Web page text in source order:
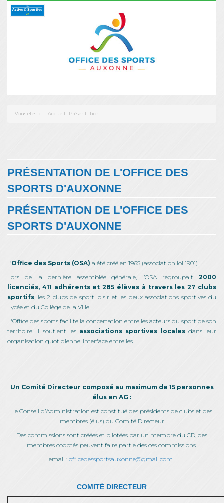
Vous êtes ici : Accueil | Présentation
PRÉSENTATION DE L'OFFICE DES
SPORTS D'AUXONNE
PRÉSENTATION DE L'OFFICE DES
SPORTS D'AUXONNE
L’Office des Sports (OSA) a été créé en 1965 (association loi 1901).
Lors de la dernière assemblée générale, l’OSA regroupait 2000
licenciés, 411 adhérents et 285 élèves à travers les 27 clubs
sportifs , les 2 clubs de sport loisir et les deux associations sportives du
Lycée et du Collège de la Ville.
L'Office des sports facilite la concertation entre les acteurs du sport de son
territoire. Il soutient les associations sportives localesdans leur
organisation quotidienne. Interface entre les
Un Comité Directeur composé au maximum de 15 personnes
élus en AG :
Le Conseil d’Administration est constitué des présidents de clubs et des
membres (élus) du Comité Directeur
Des commissions sont créées et pilotées par un membre du CD, des
membres cooptés peuvent faire partie des ces commissions.
email : officedessportsauxonne@gmail.com
COMITÉ DIRECTEUR